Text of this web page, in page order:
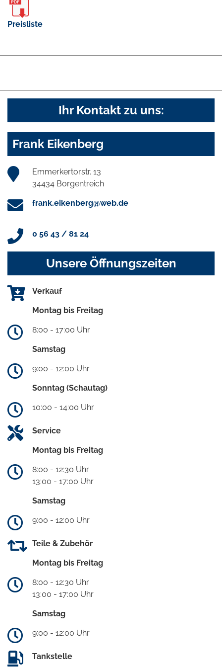
Preisliste
Ihr Kontakt zu uns:
Frank Eikenberg
Emmerkertorstr. 13
34434 Borgentreich
frank.eikenberg@web.de
0 56 43 / 81 24
Unsere Öffnungszeiten
Verkauf
Montag bis Freitag
8:00 - 17:00 Uhr
Samstag
9:00 - 12:00 Uhr
Sonntag (Schautag)
10:00 - 14:00 Uhr
Service
Montag bis Freitag
8:00 - 12:30 Uhr
13:00 - 17:00 Uhr
Samstag
9:00 - 12:00 Uhr
Teile & Zubehör
Montag bis Freitag
8:00 - 12:30 Uhr
13:00 - 17:00 Uhr
Samstag
9:00 - 12:00 Uhr
Tankstelle